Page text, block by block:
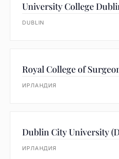
University College
DUBLIN
Royal College of
ИРЛАНДИЯ
Dublin City University
ИРЛАНДИЯ